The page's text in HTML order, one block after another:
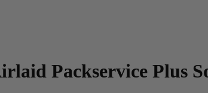
Packservice Plus